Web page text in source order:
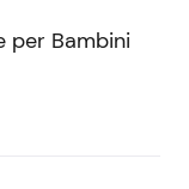
per Bambini